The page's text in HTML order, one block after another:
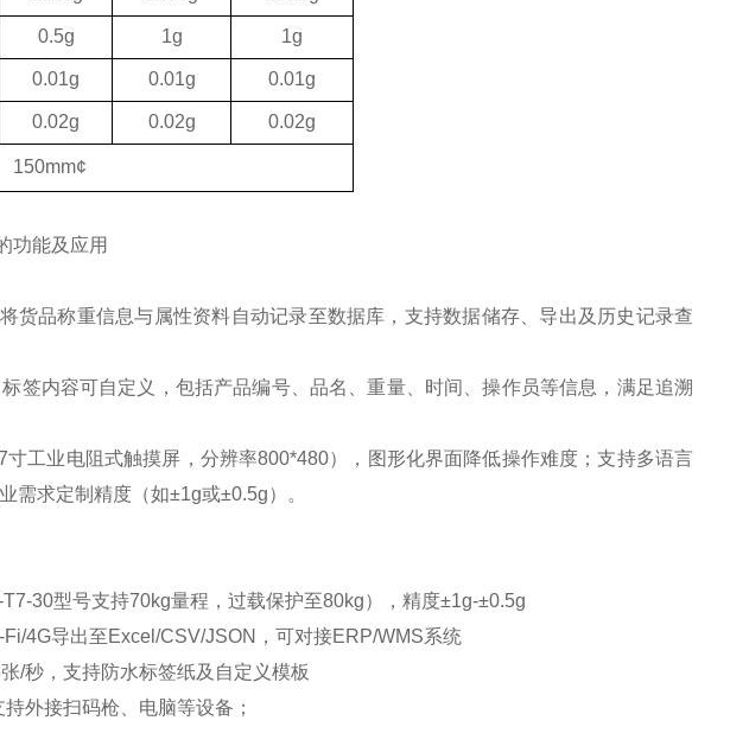
0.5g 1g 1g
0.01g 0.01g 0.01g
0.02g 0.02g 0.02g
150mm¢
功能及应用
货品称重信息与属性资料自动记录至数据库，支持数据储存、导出及历史记录查
签内容可自定义，包括产品编号、品名、重量、时间、操作员等信息，满足追溯
工业电阻式触摸屏，分辨率800*480），图形化界面降低操作难度；支持多语言
需求定制精度（如±1g或±0.5g）。
30型号支持70kg量程，过载保护至80kg），精度±1g-±0.5g
4G导出至Excel/CSV/JSON，可对接ERP/WMS系统
/秒，支持防水标签纸及自定义模板
外接扫码枪、电脑等设备；